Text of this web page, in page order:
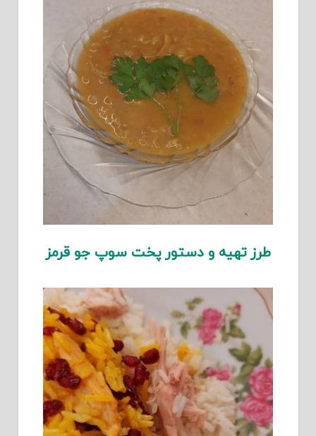
طرز تهیه و دستور پخت سوپ جو قرمز